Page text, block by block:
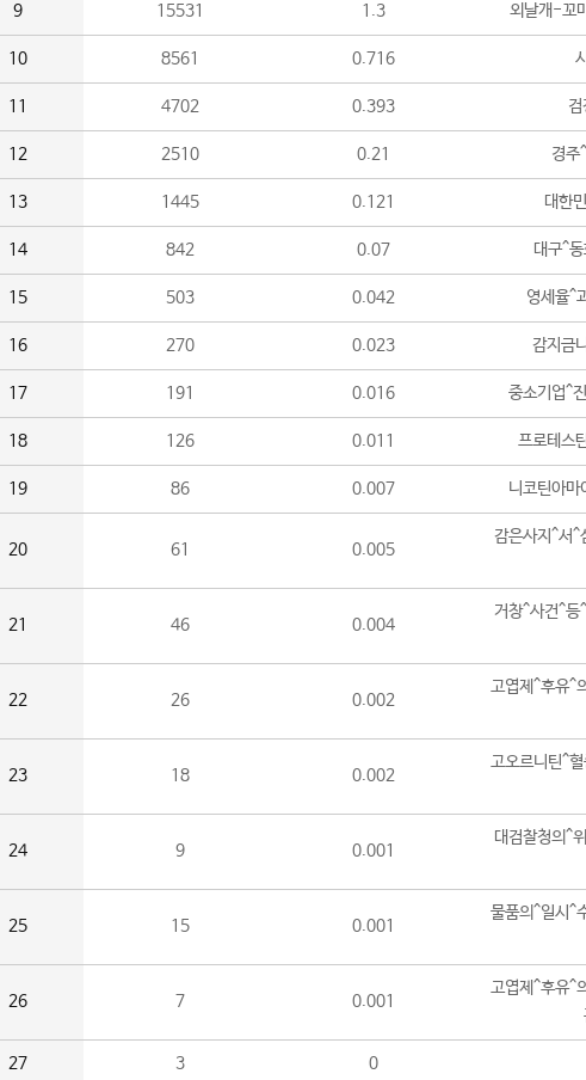
9 15531 1.3 외날개-꼬
10 8561 0.716
11 4702 0.393
12 2510 0.21 경주
13 1445 0.121 대한
14 842 0.07 대구^
15 503 0.042 영세율^
16 270 0.023 감지금
17 191 0.016 중소기업^
18 126 0.011 프로테스
19 86 0.007 니코틴아마
20 61 0.005
감은사지^서^
21 46 0.004
거창^사건^등
22 26 0.002
고엽제^후유^
23 18 0.002
고오르니틴^
24 9 0.001
대검찰청의^
25 15 0.001
물품의^일시^
26 7 0.001
고엽제^후유^
27 3 0